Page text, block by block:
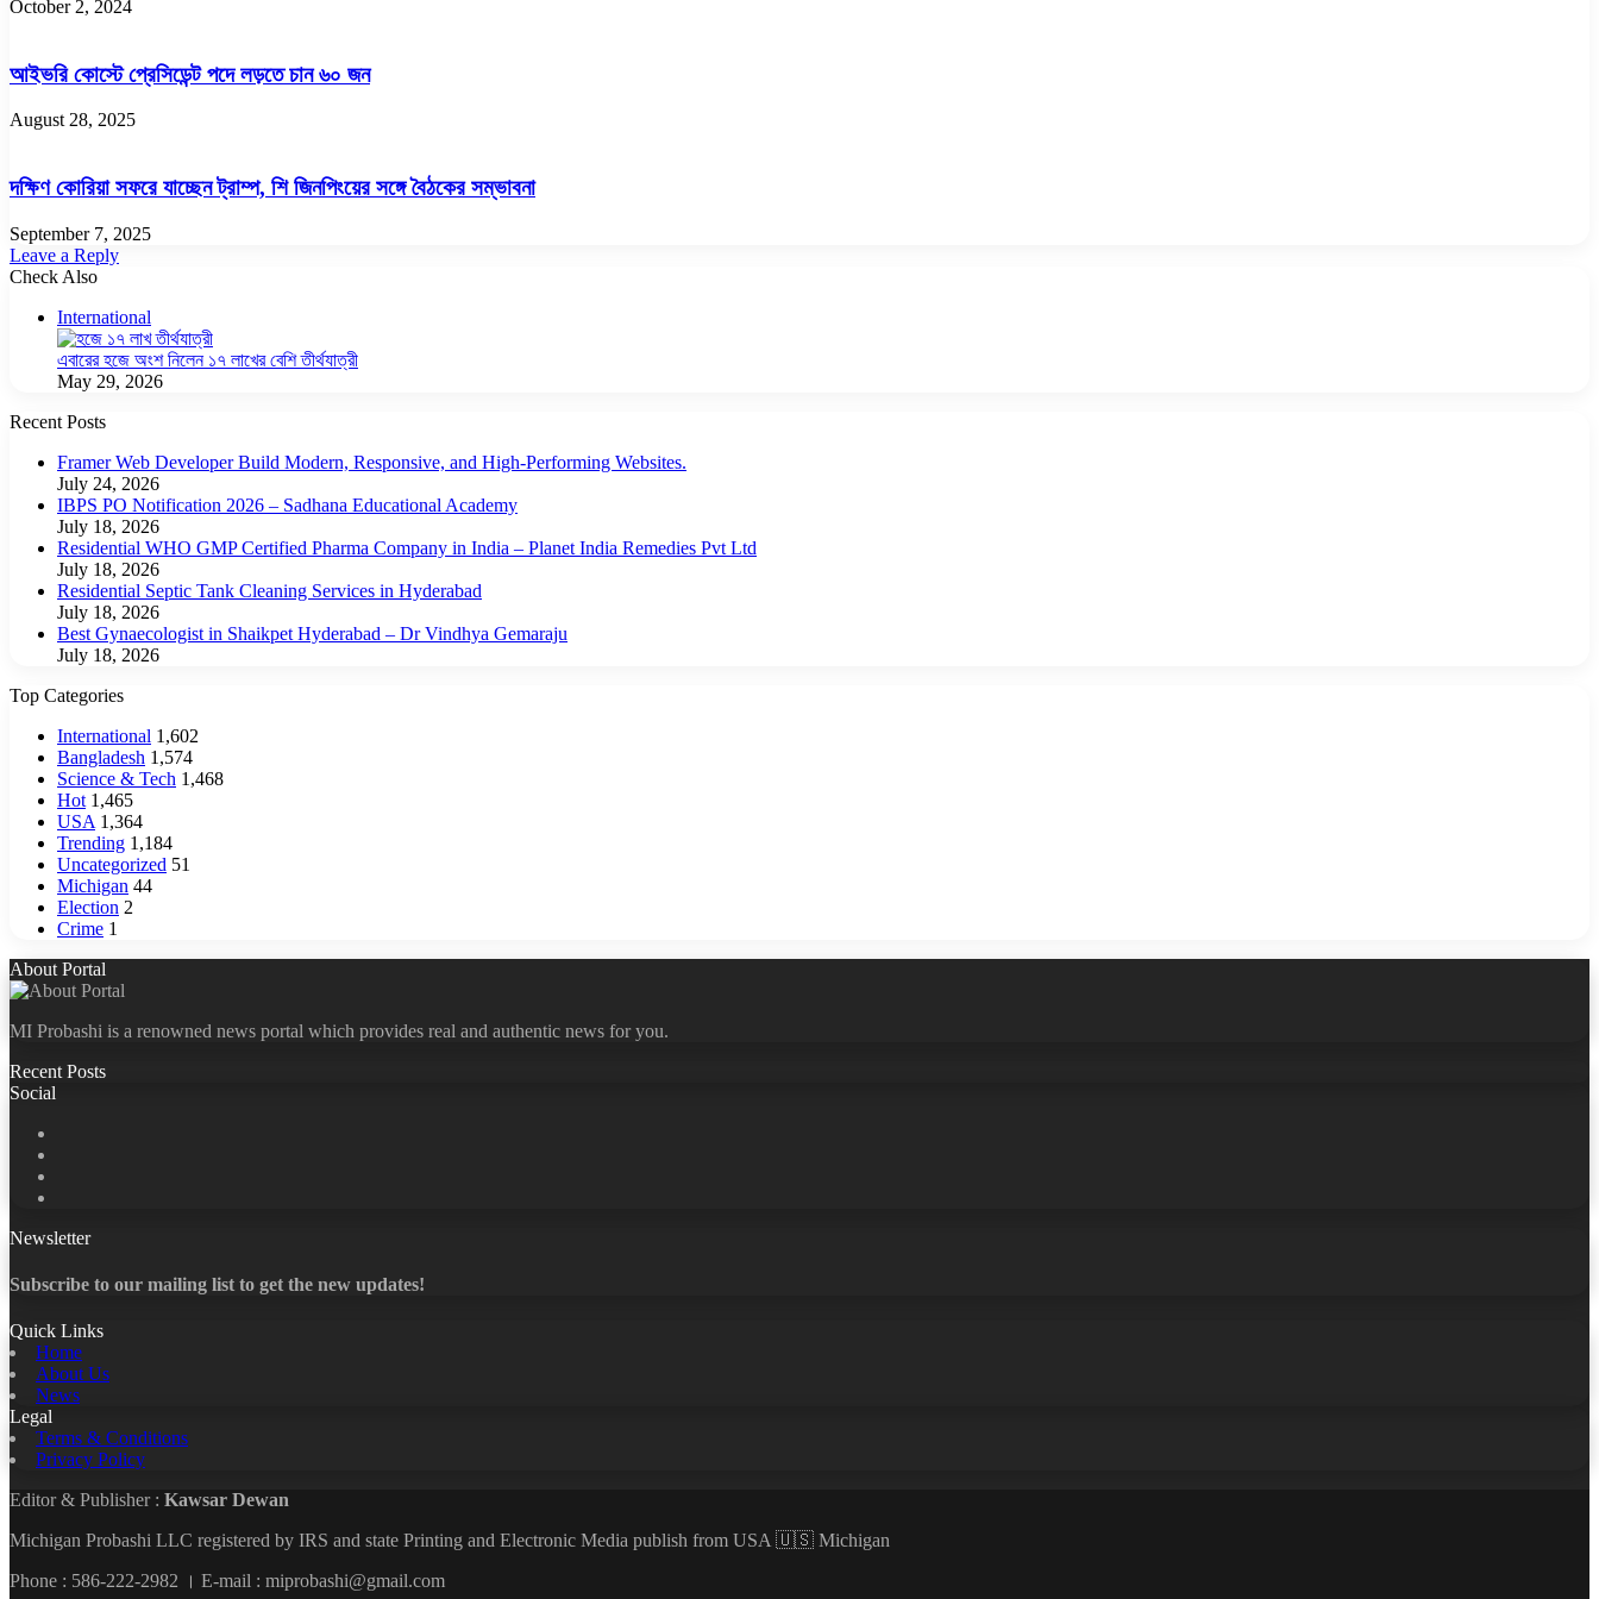
October 2, 2024
আইভরি কোস্টে প্রেসিডেন্ট পদে লড়তে চান ৬০ জন
August 28, 2025
দক্ষিণ কোরিয়া সফরে যাচ্ছেন ট্রাম্প, শি জিনপিংয়ের সঙ্গে বৈঠকের সম্ভাবনা
September 7, 2025
Leave a Reply
Check Also
International
এবারের হজে অংশ নিলেন ১৭ লাখের বেশি তীর্থযাত্রী
May 29, 2026
Recent Posts
Framer Web Developer Build Modern, Responsive, and High-Performing Websites.
July 24, 2026
IBPS PO Notification 2026 – Sadhana Educational Academy
July 18, 2026
Residential WHO GMP Certified Pharma Company in India – Planet India Remedies Pvt Ltd
July 18, 2026
Residential Septic Tank Cleaning Services in Hyderabad
July 18, 2026
Best Gynaecologist in Shaikpet Hyderabad – Dr Vindhya Gemaraju
July 18, 2026
Top Categories
International 1,602
Bangladesh 1,574
Science & Tech 1,468
Hot 1,465
USA 1,364
Trending 1,184
Uncategorized 51
Michigan 44
Election 2
Crime 1
About Portal
MI Probashi is a renowned news portal which provides real and authentic news for you.
Recent Posts
Social
Newsletter
Subscribe to our mailing list to get the new updates!
Quick Links
Home
About Us
News
Legal
Terms & Conditions
Privacy Policy
Editor & Publisher : Kawsar Dewan
Michigan Probashi LLC registered by IRS and state Printing and Electronic Media publish from USA 🇺🇸 Michigan
Phone : 586-222-2982 । E-mail : miprobashi@gmail.com